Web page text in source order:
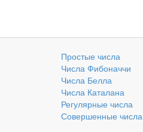
Простые числа
Числа Фибоначчи
Числа Белла
Числа Каталана
Регулярные числа
Совершенные числа